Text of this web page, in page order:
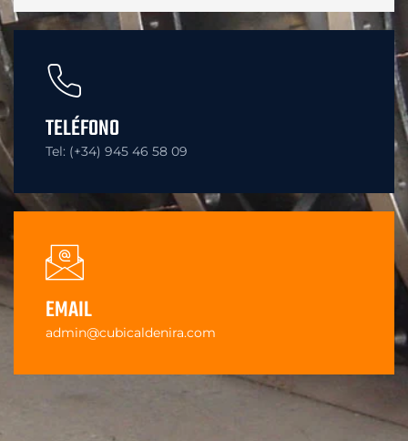
TELÉFONO
Tel: (+34) 945 46 58 09
EMAIL
admin@cubicaldenira.com